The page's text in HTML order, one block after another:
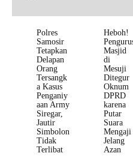
Polres
Samosir
Tetapkan
Delapan
Orang
Tersangk
a Kasus
Penganiy
aan Army
Siregar,
Jautir
Simbolon
Tidak
Terlibat
Heboh!
Masjid
di
Mesuji
Ditegur
Oknum
DPRD
karena
Putar
Suara
Mengaji
Jelang
Azan